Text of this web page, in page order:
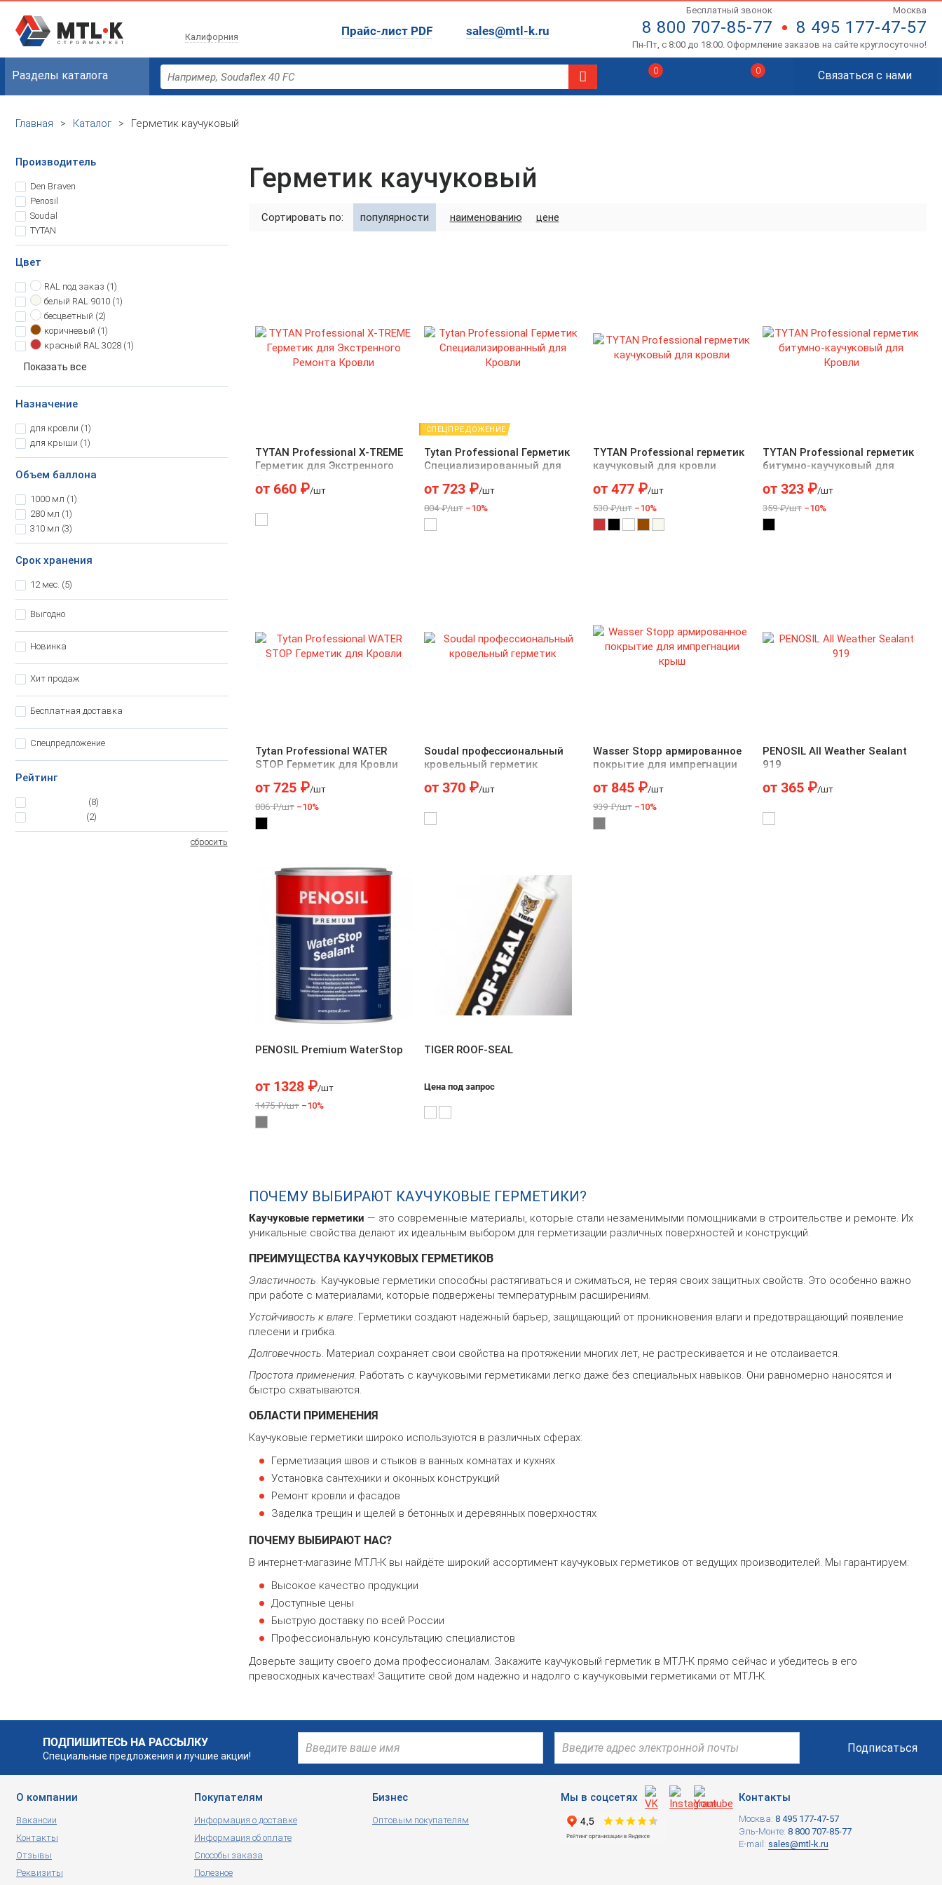
Калифорния Прайс-лист PDF sales@mtl-k.ru
Москва
8 495 177-47-57
Бесплатный звонок
8 800 707-85-77
Пн-Пт, с 8:00 до 18:00. Оформление заказов на сайте круглосуточно!
Разделы каталога Связаться с нами
0 0
Главная > Каталог > Герметик каучуковый
Производитель
Den Braven
Penosil
Soudal
TYTAN
Цвет
RAL под заказ (1)
белый RAL 9010 (1)
бесцветный (2)
коричневый (1)
красный RAL 3028 (1)
Показать все
Назначение
для кровли (1)
для крыши (1)
Объем баллона
1000 мл (1)
280 мл (1)
310 мл (3)
Срок хранения
12 мес. (5)
Выгодно
Новинка
Хит продаж
Бесплатная доставка
Спецпредложение
Рейтинг
(8)
(2)
сбросить
Герметик каучуковый
Сортировать по: популярности наименованию цене
TYTAN Professional X-TREME
Герметик для Экстренного
от 660₽/шт
СПЕЦПРЕДОЖЕНИЕ
Tytan Professional Герметик
Специализированный для
от 723₽/шт
804 ₽/шт –10%
TYTAN Professional герметик
каучуковый для кровли
от477 ₽/шт
530 ₽/шт –10%
TYTAN Professional герметик
битумно-каучуковый для
от 323₽/шт
359 ₽/шт –10%
Tytan Professional WATER
STOP Герметик для Кровли
от 725₽/шт
806 ₽/шт –10%
Soudal профессиональный
кровельный герметик
от 370₽/шт
Wasser Stopp армированное
покрытие для импрегнации
от 845 ₽/шт
939 ₽/шт –10%
PENOSIL All Weather Sealant
919
от 365₽/шт
PENOSIL Premium WaterStop
от 1328₽/шт
1475 ₽/шт –10%
TIGER ROOF-SEAL
Цена под запрос
ПОЧЕМУ ВЫБИРАЮТ КАУЧУКОВЫЕ ГЕРМЕТИКИ?
Каучуковые герметики — это современные материалы, которые стали незаменимыми помощниками в строительстве и ремонте. Их
уникальные свойства делают их идеальным выбором для герметизации различных поверхностей и конструкций.
ПРЕИМУЩЕСТВА КАУЧУКОВЫХ ГЕРМЕТИКОВ
Эластичность. Каучуковые герметики способны растягиваться и сжиматься, не теряя своих защитных свойств. Это особенно важно
при работе с материалами, которые подвержены температурным расширениям.
Устойчивость к влаге. Герметики создают надёжный барьер, защищающий от проникновения влаги и предотвращающий появление
плесени и грибка.
Долговечность. Материал сохраняет свои свойства на протяжении многих лет, не растрескивается и не отслаивается.
Простота применения. Работать с каучуковыми герметиками легко даже без специальных навыков. Они равномерно наносятся и
быстро схватываются.
ОБЛАСТИ ПРИМЕНЕНИЯ
Каучуковые герметики широко используются в различных сферах:
Герметизация швов и стыков в ванных комнатах и кухнях
Установка сантехники и оконных конструкций
Ремонт кровли и фасадов
Заделка трещин и щелей в бетонных и деревянных поверхностях
ПОЧЕМУ ВЫБИРАЮТ НАС?
В интернет-магазине МТЛ-К вы найдёте широкий ассортимент каучуковых герметиков от ведущих производителей. Мы гарантируем:
Высокое качество продукции
Доступные цены
Быструю доставку по всей России
Профессиональную консультацию специалистов
Доверьте защиту своего дома профессионалам. Закажите каучуковый герметик в МТЛ-К прямо сейчас и убедитесь в его
превосходных качествах! Защитите свой дом надёжно и надолго с каучуковыми герметиками от МТЛ-К.
ПОДПИШИТЕСЬ НА РАССЫЛКУ
Специальные предложения и лучшие акции!
Подписаться
О компании
Вакансии
Контакты
Отзывы
Реквизиты
Покупателям
Информация о доставке
Информация об оплате
Способы заказа
Полезное
Бизнес
Оптовым покупателям
Мы в соцсетях Контакты
Москва: 8 495 177-47-57
Эль-Монте: 8 800 707-85-77
E-mail: sales@mtl-k.ru